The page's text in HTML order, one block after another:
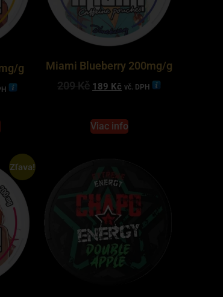
g
Miami Blueberry 200mg/g
209Kč 189 Kč vč. DPH
Viac info
Zľava!